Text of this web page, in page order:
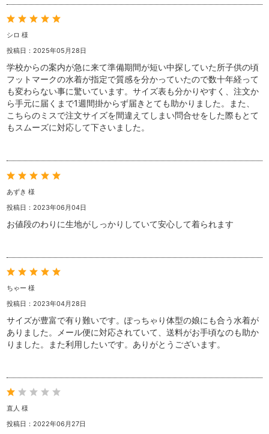
シロ 様
投稿日：2025年05月28日
学校からの案内が急に来て準備期間が短い中探していた所子供の頃
フットマークの水着が指定で質感を分かっていたので数十年経って
も変わらない事に驚いています。サイズ表も分かりやすく、注文か
ら手元に届くまで1週間掛からず届きとても助かりました。また、
こちらのミスで注文サイズを間違えてしまい問合せをした際もとて
もスムーズに対応して下さいました。
あずき 様
投稿日：2023年06月04日
お値段のわりに生地がしっかりしていて安心して着られます
ちゃー 様
投稿日：2023年04月28日
サイズが豊富で有り難いです。ぽっちゃり体型の娘にも合う水着が
ありました。メール便に対応されていて、送料がお手頃なのも助か
りました。また利用したいです。ありがとうございます。
直人 様
投稿日：2022年06月27日